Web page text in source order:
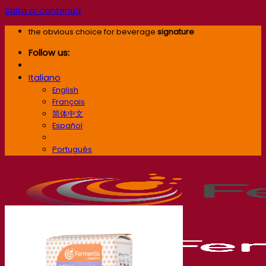
Salta ai contenuti
the obvious choice for beverage signature
Follow us:
Italiano
English
Français
简体中文
Español
Português